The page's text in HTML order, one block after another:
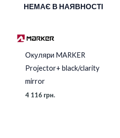
НЕМАЄ В НАЯВНОСТІ
Окуляри MARKER
Projector+ black/clarity
mirror
4 116 грн.